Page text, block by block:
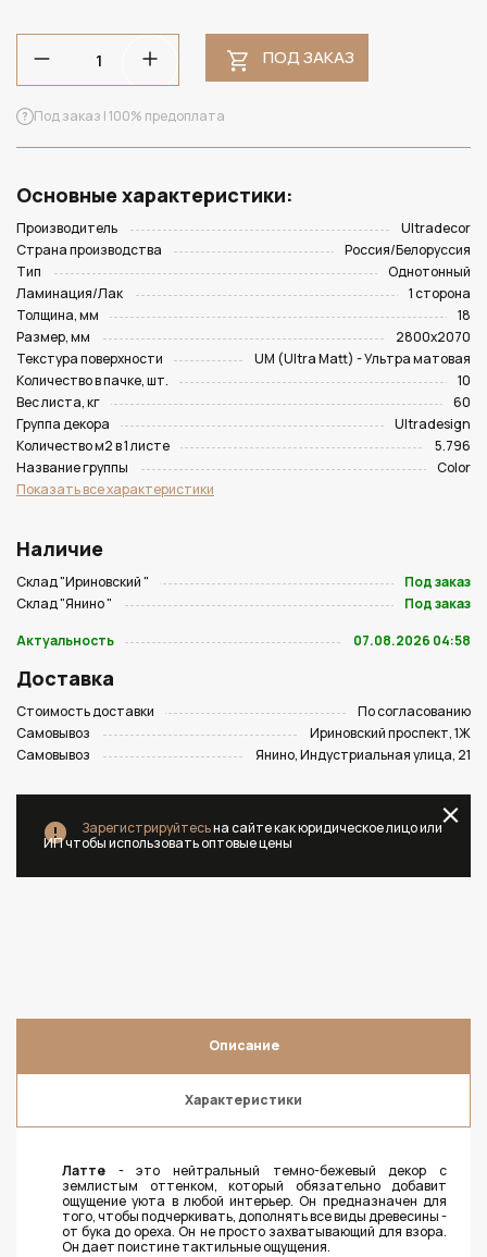
ПОД ЗАКАЗ
Под заказ | 100% предоплата
Основные характеристики:
Производитель
Ultradecor
Страна производства
Россия/Белоруссия
Тип
Однотонный
Ламинация/Лак
1 сторона
Толщина, мм
18
Размер, мм
2800х2070
Текстура поверхности
UM (Ultra Matt) - Ультра матовая
Количество в пачке, шт.
10
Вес листа, кг
60
Группа декора
Ultradesign
Количество м2 в 1 листе
5.796
Название группы
Color
Показать все характеристики
Наличие
Склад "Ириновский "
Под заказ
Склад "Янино "
Под заказ
Актуальность
07.08.2026 04:58
Доставка
Стоимость доставки
По согласованию
Самовывоз
Ириновский проспект, 1Ж
Самовывоз
Янино, Индустриальная улица, 21
Зарегистрируйтесьна сайте как юридическое лицо или
ИП чтобы использовать оптовые цены
Описание
Характеристики
Латте - это нейтральный темно-бежевый декор с
землистым оттенком, который обязательно добавит
ощущение уюта в любой интерьер. Он предназначен для
того, чтобы подчеркивать, дополнять все виды древесины -
от бука до ореха. Он не просто захватывающий для взора.
Он дает поистине тактильные ощущения.